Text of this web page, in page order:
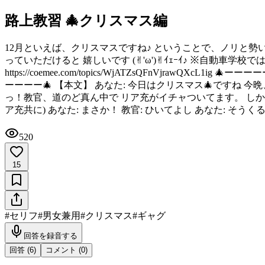
路上教習 🎄クリスマス編
12月といえば、クリスマスですね♪ ということで、ノリと
っていただけると 嬉しいです (✌︎'ω')✌︎ｲｪｰｲ♪ ※自動車学校で
https://coemee.com/topics/WjATZsQFnVjrawQXcL1ig 🎄ーー
ーーーー🎄 【本文】 あなた: 今日はクリスマス🎄ですね 今
っ！教官、道のど真ん中で リア充がイチャついてます。 し
ア充共に) あなた: まさか！ 教官: ひいてよし あなた: そう
520
15
#セリフ#男女兼用#クリスマス#ギャグ
回答を録音する
回答 (6) コメント (0)